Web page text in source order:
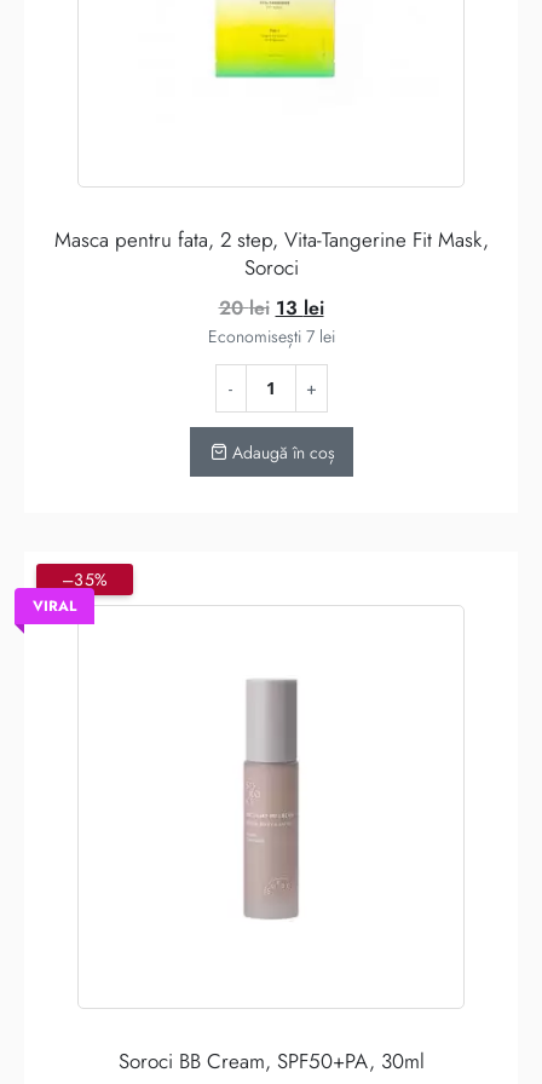
Masca pentru fata, 2 step, Vita-Tangerine Fit Mask,
Soroci
20lei Prețul
inițial
a
fost:
20 lei.
13 leiPrețul
curent
este:
Economisești 7 lei
Adaugă în coș
–35%
VIRAL
Soroci BB Cream, SPF50+PA, 30ml